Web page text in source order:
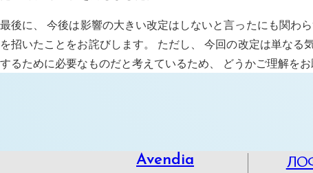
最後に、 今後は影響の大きい改定はしないと言ったにも関わ
を招いたことをお詫びします。 ただし、 今回の改定は単な
するために必要なものだと考えているため、 どうかご理解を
Avendia